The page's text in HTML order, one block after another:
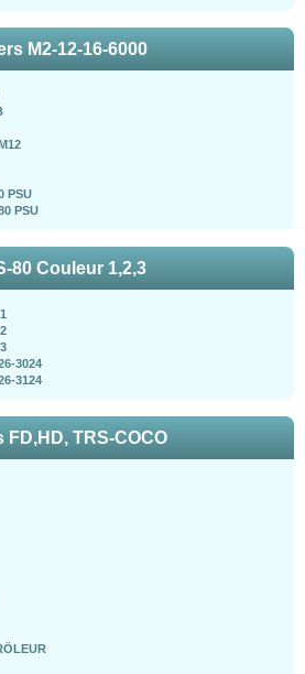
M2-12-16-6000
PSU
PSU
80 Couleur 1,2,3
3024
3124
FD,HD, TRS-COCO